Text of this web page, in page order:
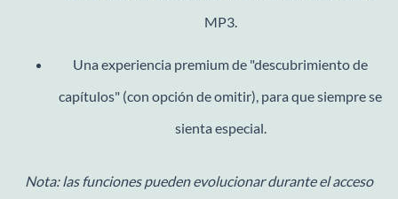
MP3.
Una experiencia premium de "descubrimiento de
capítulos" (con opción de omitir), para que siempre se
sienta especial.
Nota: las funciones pueden evolucionar durante el acceso